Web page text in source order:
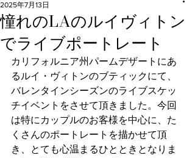
憧れのLAのルイヴィトン
でライブポートレート
2025年7月13日
カリフォルニア州パームデザートにあ
るルイ・ヴィトンのブティックにて、
バレンタインシーズンのライブスケッ
チイベントをさせて頂きました。今回
は特にカップルのお客様を中心に、た
くさんのポートレートを描かせて頂
き、とても心温まるひとときとなりま